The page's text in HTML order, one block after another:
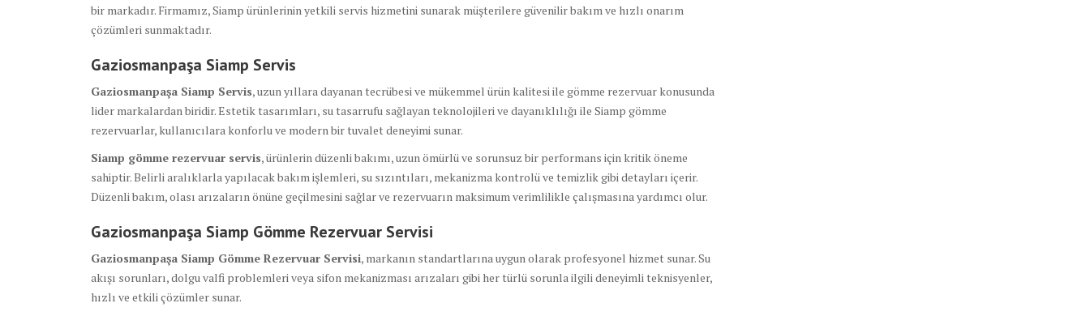
bir markadır. Firmamız, Siamp ürünlerinin yetkili servis hizmetini sunarak müşterilere güvenilir bakım ve hızlı onarım
çözümleri sunmaktadır.
Gaziosmanpaşa Siamp Servis
Gaziosmanpaşa Siamp Servis, uzun yıllara dayanan tecrübesi ve mükemmel ürün kalitesi ile gömme rezervuar konusunda
lider markalardan biridir. Estetik tasarımları, su tasarrufu sağlayan teknolojileri ve dayanıklılığı ile Siamp gömme
rezervuarlar, kullanıcılara konforlu ve modern bir tuvalet deneyimi sunar.
Siamp gömme rezervuar servis, ürünlerin düzenli bakımı, uzun ömürlü ve sorunsuz bir performans için kritik öneme
sahiptir. Belirli aralıklarla yapılacak bakım işlemleri, su sızıntıları, mekanizma kontrolü ve temizlik gibi detayları içerir.
Düzenli bakım, olası arızaların önüne geçilmesini sağlar ve rezervuarın maksimum verimlilikle çalışmasına yardımcı olur.
Gaziosmanpaşa Siamp Gömme Rezervuar Servisi
Gaziosmanpaşa Siamp Gömme Rezervuar Servisi, markanın standartlarına uygun olarak profesyonel hizmet sunar. Su
akışı sorunları, dolgu valfi problemleri veya sifon mekanizması arızaları gibi her türlü sorunla ilgili deneyimli teknisyenler,
hızlı ve etkili çözümler sunar.